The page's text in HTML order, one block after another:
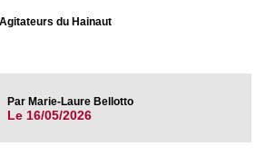
du Hainaut
Par Marie-Laure Bellotto
Le 16/05/2026